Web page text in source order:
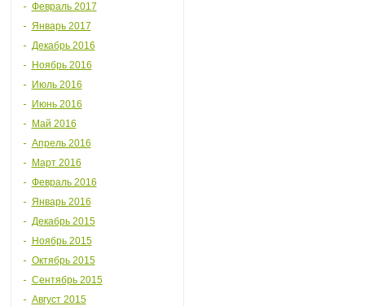
Февраль 2017
Январь 2017
Декабрь 2016
Ноябрь 2016
Июль 2016
Июнь 2016
Май 2016
Апрель 2016
Март 2016
Февраль 2016
Январь 2016
Декабрь 2015
Ноябрь 2015
Октябрь 2015
Сентябрь 2015
Август 2015